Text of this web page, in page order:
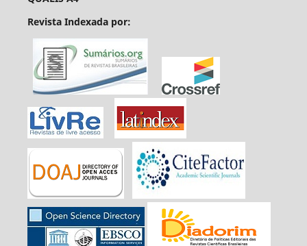
Revista Indexada por: